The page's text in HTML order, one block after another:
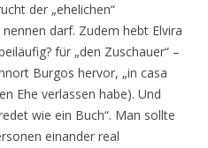
der „ehelichen“
darf. Zudem hebt Elvira
für „den Zuschauer“ –
Burgos hervor, „in casa
Ehe verlassen habe). Und
wie ein Buch“. Man sollte
einander real